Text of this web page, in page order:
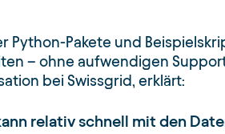
Python-Pakete und
– ohne aufwendigen
bei Swissgrid, erklärt:
relativ schnell mit den